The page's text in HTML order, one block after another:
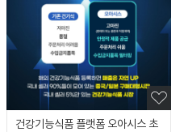
건강기능식품 플랫폼 오아시스 초